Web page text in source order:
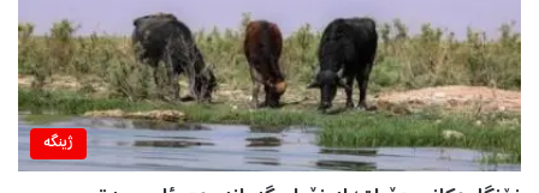
ژینگه‌